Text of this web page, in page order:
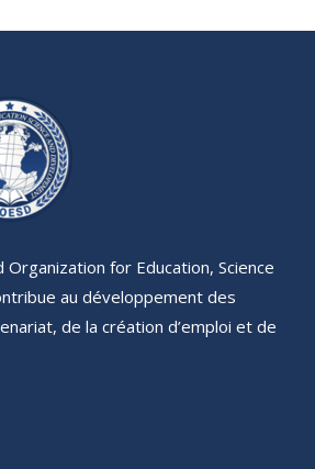
Organization for Education, Science
au développement des
de la création d’emploi et de